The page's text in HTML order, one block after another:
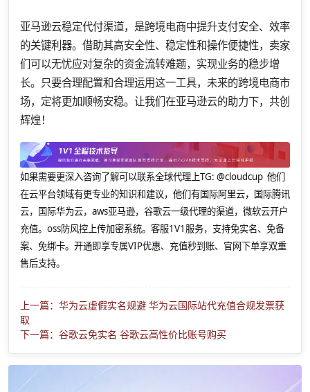
亚马逊云稳定代付渠道，是跨境电商中提升支付安全、效率
的关键利器。借助其高安全性、稳定性和操作便捷性，卖家
们可以无忧应对复杂的资金流转难题，实现业务的稳步增
长。只要合理配置和合理运用这一工具，未来的跨境电商市
场，定将更加顺畅安稳。让我们在亚马逊云的助力下，共创
辉煌！
如果需要更深入咨询了解可以联系全球代理上TG: @cloudcup 他们
在云平台领域有更专业的知识和建议，他们有国际阿里云，国际腾讯
云，国际华为云，aws亚马逊，谷歌云一级代理的渠道，微软云开户
充值。oss防风控上传加密系统。客服1V1服务，支持免实名、免备
案、免绑卡。开通即享专属VIP优惠、充值秒到账、官网下单享双重
售后支持。
上一篇：华为云虚假实名规避 华为云国际站代充值合规发票获
取
下一篇：谷歌云免实名 谷歌云高性价比账号购买